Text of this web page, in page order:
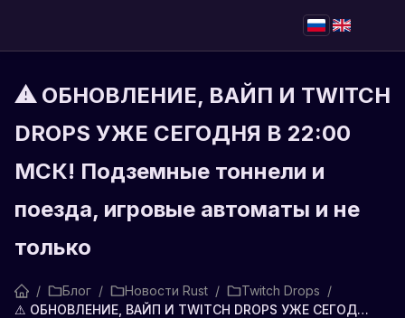
⚠ ОБНОВЛЕНИЕ, ВАЙП И TWITCH
DROPS УЖЕ СЕГОДНЯ В 22:00
МСК! Подземные тоннели и
поезда, игровые автоматы и не
только
/ Блог / Новости Rust / Twitch Drops /
⚠ ОБНОВЛЕНИЕ, ВАЙП И TWITCH DROPS УЖЕ СЕГОДНЯ В 22:00 МСК! Подземные тоннели и поезда, игровые автоматы и не только